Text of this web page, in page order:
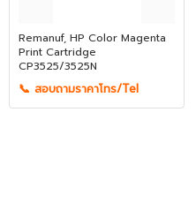
Remanuf, HP Color Magenta
Print Cartridge
CP3525/3525N
📞 สอบถามราคาโทร/Tel